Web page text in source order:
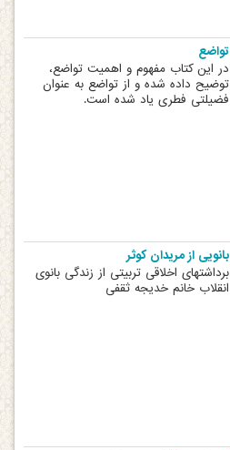
تواضع
در این کتاب مفهوم و اهمیت تواضع،
توضیح داده شده و از تواضع به عنوان
فضیلتی فطری یاد شده است.
بانویی از مریدان کوثر
برداشتهای اخلاقی تربیتی از زندگی بانوی
انقلاب خانم خدیجه ثقفی